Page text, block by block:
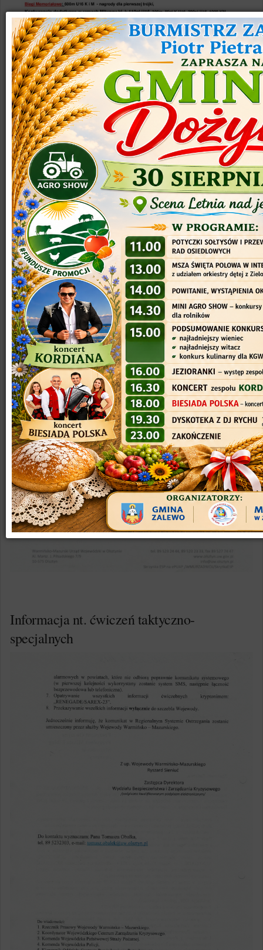
Mistrzostwa Województwa WMZ LZS w
kategorii Open 3. Memoriał Romualda
Wojnowskiego OLECKO 28.05.2023r.
Dział: Sport 19 Maj 2023
Czytaj dalej...
Informacja nt. ćwiczeń taktyczno-
specjalnych